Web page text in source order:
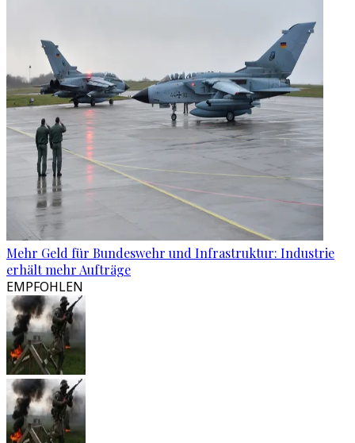
Mehr Geld für Bundeswehr und Infrastruktur: Industrie
erhält mehr Aufträge
EMPFOHLEN